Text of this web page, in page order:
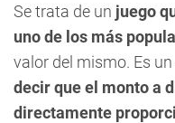
Se trata de un juego
uno de los más po
valor del mismo. Es
decir que el monto a
directamente